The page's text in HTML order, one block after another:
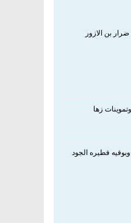
بن الازور
زها
فطيره الجود